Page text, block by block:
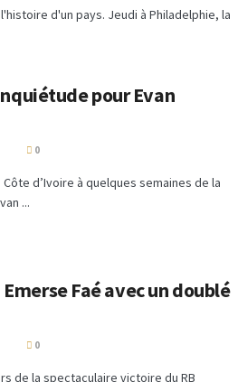
d'un pays. Jeudi à Philadelphie, la
pour Evan
0
d’Ivoire à quelques semaines de la
...
Faé avec un doublé
0
de la spectaculaire victoire du RB